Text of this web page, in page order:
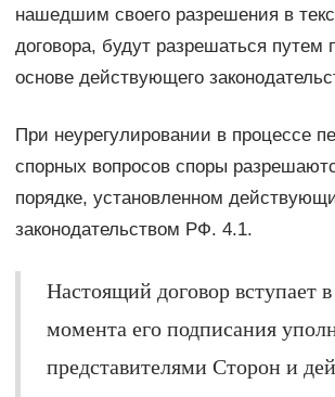
нашедшим своего разрешения в
договора, будут разрешаться путем
основе действующего
При неурегулировании в процессе
спорных вопросов споры
порядке, установленном
законодательством РФ. 4.1.
Настоящий договор вступает
момента его подписания
представителями Сторон и